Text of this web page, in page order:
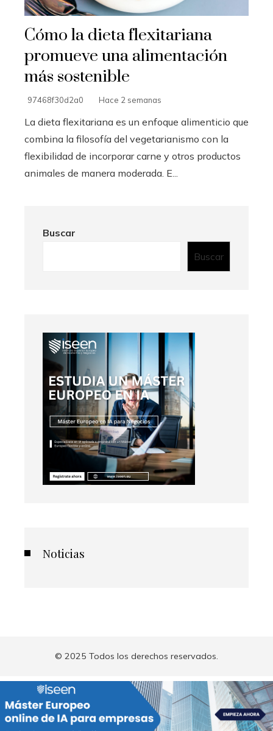
Cómo la dieta flexitariana
promueve una alimentación
más sostenible
97468f30d2a0 Hace 2 semanas
La dieta flexitariana es un enfoque alimenticio que
combina la filosofía del vegetarianismo con la
flexibilidad de incorporar carne y otros productos
animales de manera moderada. E...
Buscar
Buscar
Noticias
© 2025 Todos los derechos reservados.